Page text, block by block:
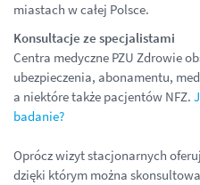
miastach w całej Polsce.
Konsultacje ze specjalistami
Centra medyczne PZU Zdrowie
ubezpieczenia, abonamentu,
a niektóre także pacjentów NFZ.
badanie?
Oprócz wizyt stacjonarnych
dzięki którym można